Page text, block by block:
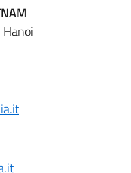
Hanoi